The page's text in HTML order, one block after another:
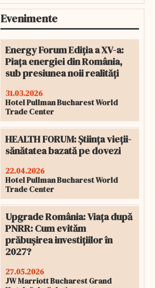
Evenimente
Energy Forum Ediția a XV-a:
Piața energiei din România,
sub presiunea noii realități
31.03.2026
Hotel Pullman Bucharest World
Trade Center
HEALTH FORUM: Știința vieții-
sănătatea bazată pe dovezi
22.04.2026
Hotel Pullman Bucharest World
Trade Center
Upgrade România: Viața după
PNRR: Cum evităm
prăbușirea investițiilor în
2027?
27.05.2026
JW Marriott Bucharest Grand